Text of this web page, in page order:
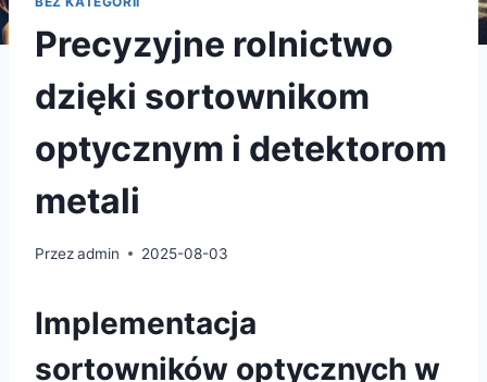
Precyzyjne rolnictwo
dzięki sortownikom
optycznym i detektorom
metali
Przezadmin 2025-08-03
Implementacja
sortowników optycznych w